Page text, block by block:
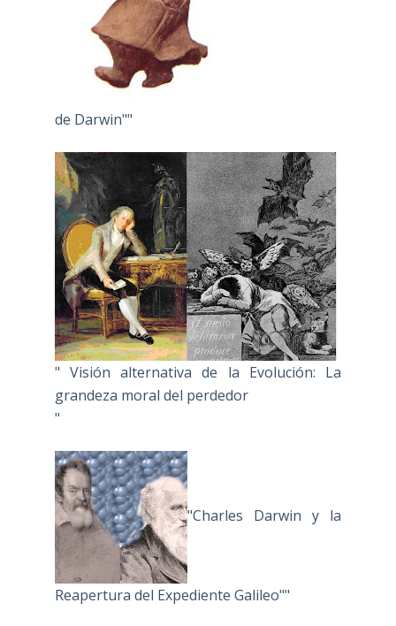
de Darwin""
" Visión alternativa de la Evolución: La
grandeza moral del perdedor
"
"Charles Darwin y la
Reapertura del Expediente Galileo""